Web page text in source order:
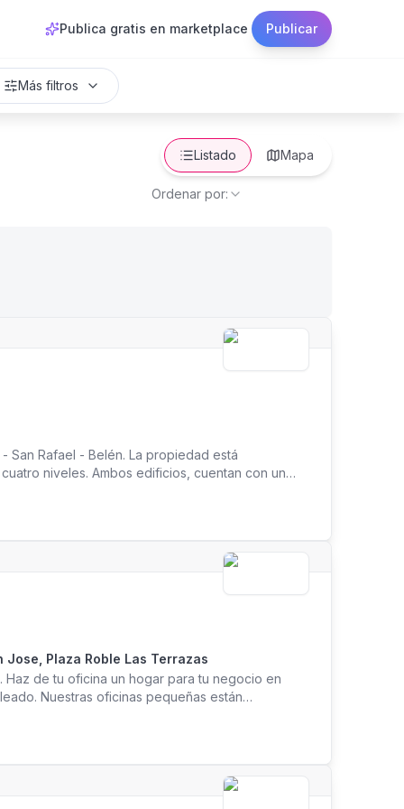
Publica gratis en marketplace Publicar
Más filtros
Listado Mapa
Ordenar por:
- San Rafael - Belén. La propiedad está
niveles. Ambos edificios, cuentan con un
desarrollo de la creatividad, innovación, talento y
Jose, Plaza Roble Las Terrazas
de tu oficina un hogar para tu negocio en
Nuestras oficinas pequeñas están
Ofrecemos opciones de oficina a corto
desde un espacio de oficina destacado en un
en una zona de prestigio en nuestro lugar de
a personas nuevas. Ponga manos a la obra